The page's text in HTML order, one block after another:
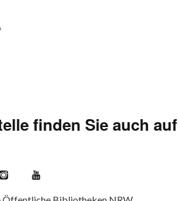
finden Sie auch auf